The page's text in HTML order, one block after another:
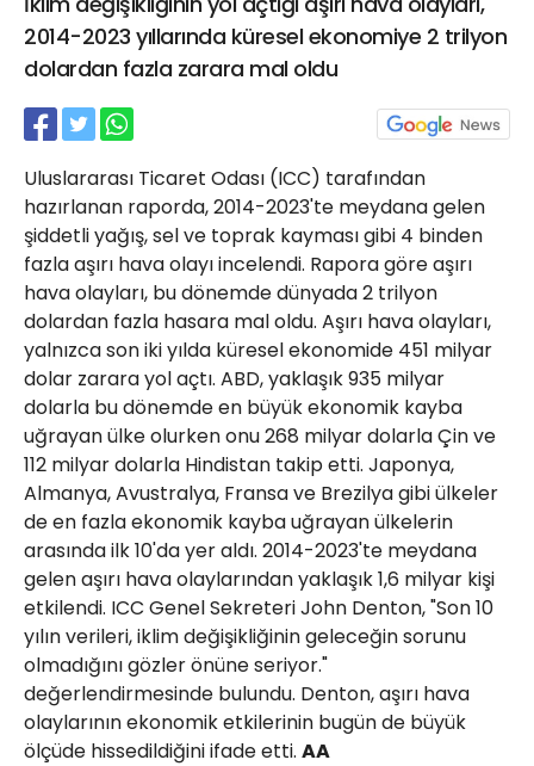
2014-2023 yıllarında küresel ekonomiye 2 trilyon
dolardan fazla zarara mal oldu
Uluslararası Ticaret Odası (ICC) tarafından
hazırlanan raporda, 2014-2023'te meydana gelen
şiddetli yağış, sel ve toprak kayması gibi 4 binden
fazla aşırı hava olayı incelendi. Rapora göre aşırı
hava olayları, bu dönemde dünyada 2 trilyon
dolardan fazla hasara mal oldu. Aşırı hava olayları,
yalnızca son iki yılda küresel ekonomide 451 milyar
dolar zarara yol açtı. ABD, yaklaşık 935 milyar
dolarla bu dönemde en büyük ekonomik kayba
uğrayan ülke olurken onu 268 milyar dolarla Çin ve
112 milyar dolarla Hindistan takip etti. Japonya,
Almanya, Avustralya, Fransa ve Brezilya gibi ülkeler
de en fazla ekonomik kayba uğrayan ülkelerin
arasında ilk 10'da yer aldı. 2014-2023'te meydana
gelen aşırı hava olaylarından yaklaşık 1,6 milyar kişi
etkilendi. ICC Genel Sekreteri John Denton, "Son 10
yılın verileri, iklim değişikliğinin geleceğin sorunu
olmadığını gözler önüne seriyor."
değerlendirmesinde bulundu. Denton, aşırı hava
olaylarının ekonomik etkilerinin bugün de büyük
ölçüde hissedildiğini ifade etti. AA
21 Gölcük
02624132333